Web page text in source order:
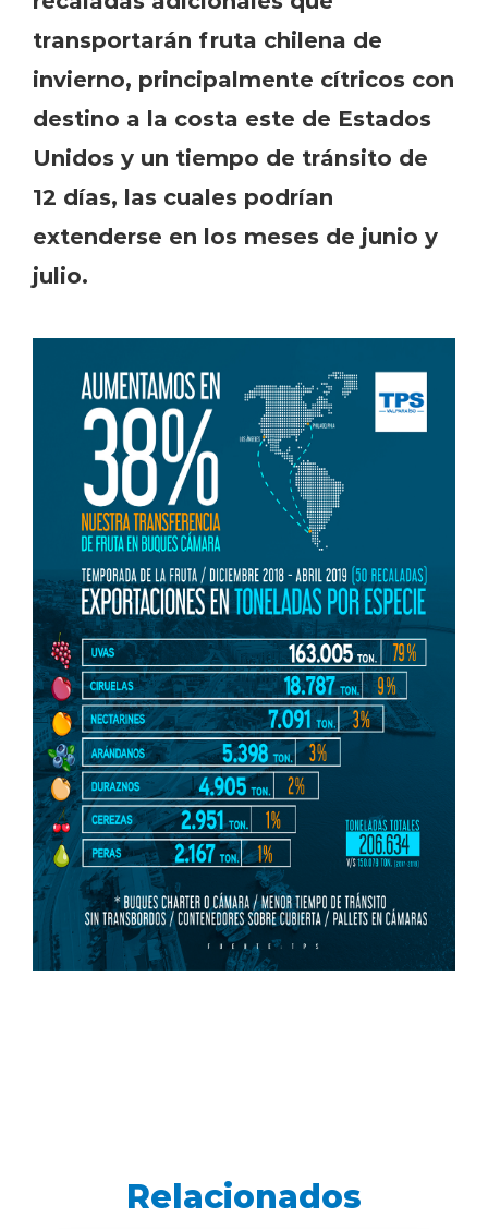
transportarán fruta chilena de
invierno, principalmente cítricos con
destino a la costa este de Estados
Unidos y un tiempo de tránsito de
12 días, las cuales podrían
extenderse en los meses de junio y
julio.
Relacionados